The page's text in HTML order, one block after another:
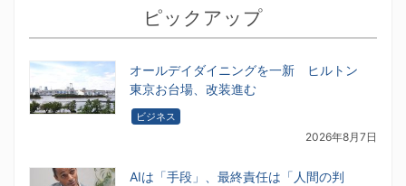
ピックアップ
オールデイダイニングを一新 ヒルトン
東京お台場、改装進む
ビジネス
2026年8月7日
AIは「手段」、最終責任は「人間の判